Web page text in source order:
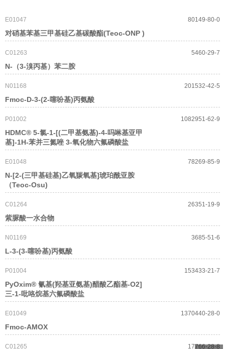
E01047
对硝基苯基三甲基硅乙基碳酸酯(Teoc-ONP )
80149-80-0
C01263
N-（3-溴丙基）苯二胺
5460-29-7
N01168
Fmoc-D-3-(2-噻吩基)丙氨酸
201532-42-5
P01002
HDMC® 5-氯-1-[(二甲基氨基)-4-吗啉基亚甲
基]-1H-苯并三氮唑 3-氧化物六氟磷酸盐
1082951-62-9
E01048
N-[2-(三甲基硅基)乙氧羰氧基]琥珀酰亚胺
（Teoc-Osu)
78269-85-9
C01264
紫脲酸一水合物
26351-19-9
N01169
L-3-(3-噻吩基)丙氨酸
3685-51-6
P01004
PyOxim® 氰基(羟基亚氨基)醋酸乙酯基-O2]
三-1-吡咯烷基六氟磷酸盐
153433-21-7
E01049
Fmoc-AMOX
1370440-28-0
C01265 17766-28-8